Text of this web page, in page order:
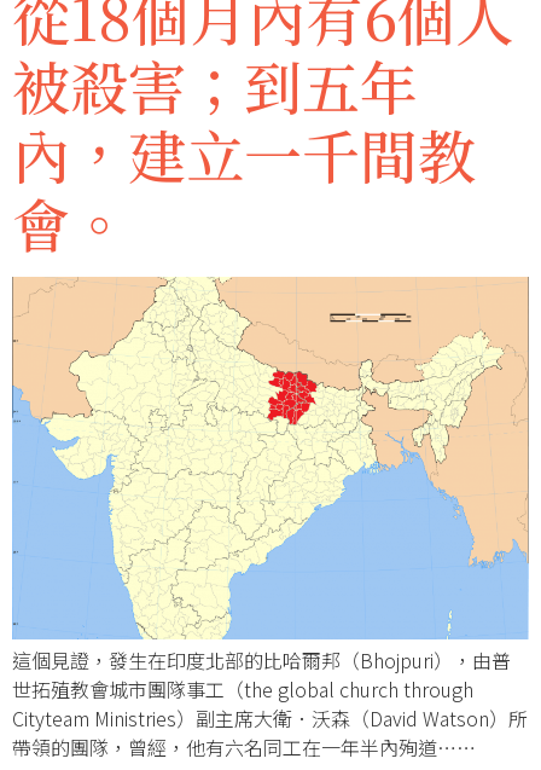
被殺害；到五年
內，建立一千間教
會。
這個見證，發生在印度北部的比哈爾邦（Bhojpuri），由普
世拓殖教會城市團隊事工（the global church through
Cityteam Ministries）副主席大衛．沃森（David Watson）所
帶領的團隊，曾經，他有六名同工在一年半內殉道……